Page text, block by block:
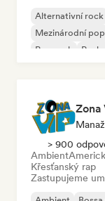
Alternativní rock
Mezinárodní pop
Pop rock
Punk
Zona
> 900
Ambient
Křesťanský rap
Zastupujeme